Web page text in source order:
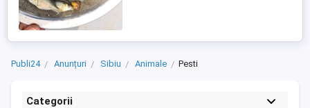
Publi24 Anunțuri Sibiu Animale Pesti
Categorii